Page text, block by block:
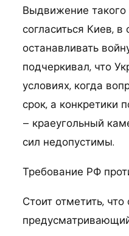
Выдвижение
согласиться Киев,
останавливать
подчеркивал, что
условиях, когда
срок, а конкретики
– краеугольный
сил недопустимы.
Требование РФ
Стоит отметить,